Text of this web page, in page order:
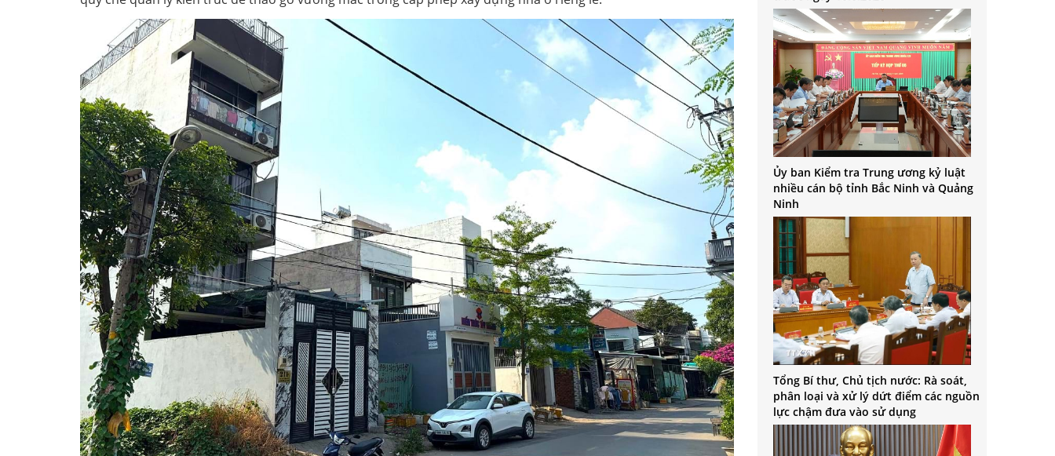
Ủy ban Kiểm tra Trung ương kỷ luật
nhiều cán bộ tỉnh Bắc Ninh và Quảng
Ninh
Tổng Bí thư, Chủ tịch nước: Rà soát,
phân loại và xử lý dứt điểm các nguồn
lực chậm đưa vào sử dụng